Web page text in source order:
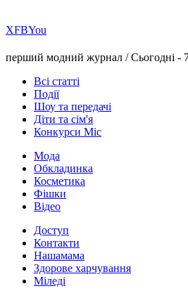
ХFBYou
перший модний журнал /Сьогодні -
Всі статті
Події
Шоу та передачі
Діти та сім'я
Конкурси Міс
Мода
Обкладинка
Косметика
Фішки
Відео
Доступ
Контакти
Нашамама
Здорове харчування
Міледі